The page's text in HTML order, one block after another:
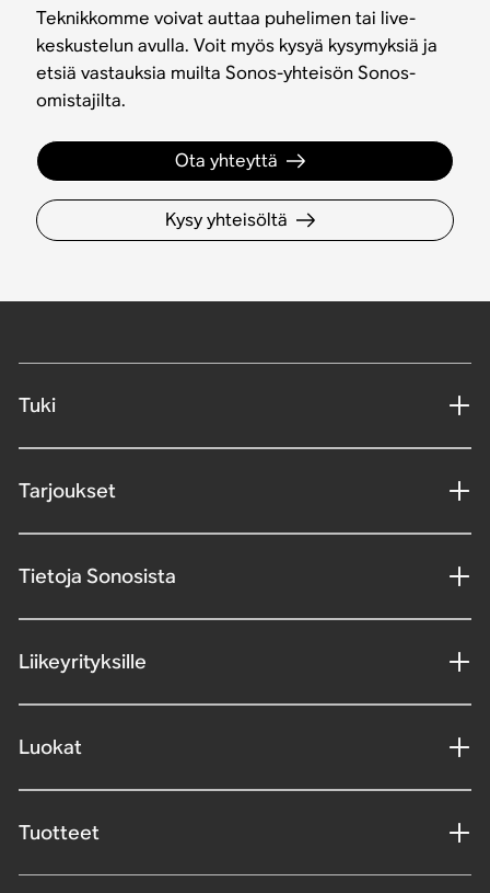
Teknikkomme voivat auttaa puhelimen tai live-
keskustelun avulla. Voit myös kysyä kysymyksiä ja
etsiä vastauksia muilta Sonos-yhteisön Sonos-
omistajilta.
Ota yhteyttä
Kysy yhteisöltä
Tuki
Tarjoukset
Tietoja Sonosista
Liikeyrityksille
Luokat
Tuotteet